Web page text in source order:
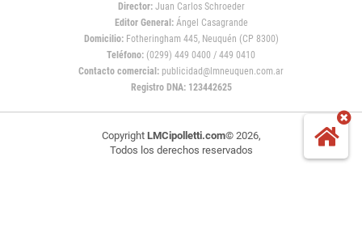
Director: Juan Carlos Schroeder
Editor General:Ángel Casagrande
Domicilio:Fotheringham 445, Neuquén (CP 8300)
Teléfono: (0299) 449 0400 / 449 0410
Contacto comercial: publicidad@lmneuquen.com.ar
Registro DNA: 123442625
Copyright LMCipolletti.com© 2026,
Todos los derechos reservados